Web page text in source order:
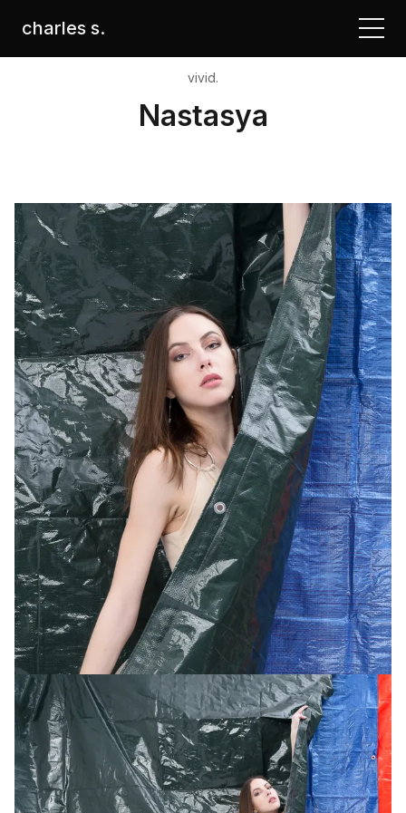
charles s.
vivid.
Nastasya